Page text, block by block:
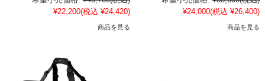
¥22,200(税込 ¥24,420)
商品を見る
¥24,000(税込 ¥26,400)
商品を見る